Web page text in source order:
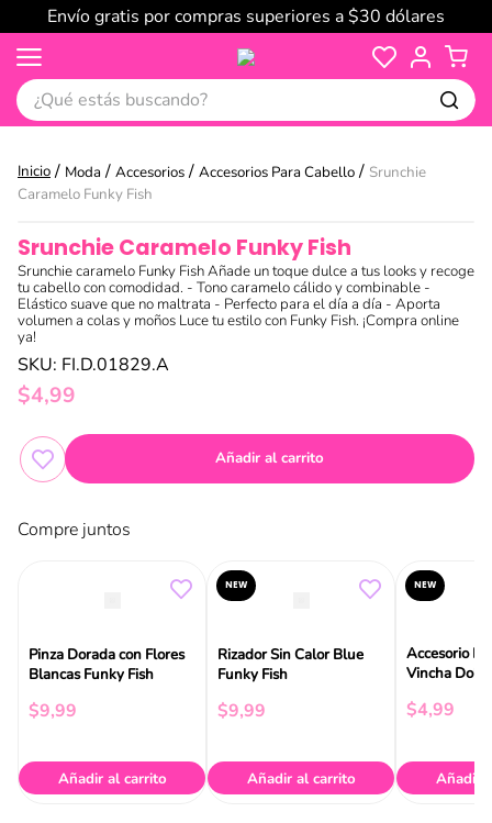
Envío gratis por compras superiores a $30 dólares
¿Qué estás buscando?
Moda Accesorios Accesorios Para Cabello
Srunchie
Caramelo Funky Fish
Srunchie Caramelo Funky Fish
Srunchie caramelo Funky Fish Añade un toque dulce a tus looks y recoge
tu cabello con comodidad. - Tono caramelo cálido y combinable -
Elástico suave que no maltrata - Perfecto para el día a día - Aporta
volumen a colas y moños Luce tu estilo con Funky Fish. ¡Compra online
ya!
SKU: FI.D.01829.A
$4,99
Añadir al carrito
Compre juntos
Pinza Dorada con Flores
Blancas Funky Fish
$9,99
Añadir al carrito
NEW
Rizador Sin Calor Blue
Funky Fish
$9,99
Añadir al carrito
NEW
Accesorio
Vincha
$4,99
Añadir